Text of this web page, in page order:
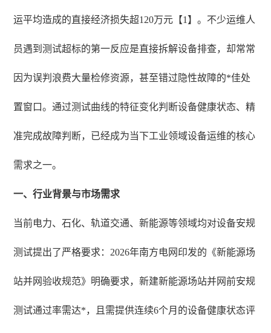
运平均造成的直接经济损失超120万元【1】。不少运维人
员遇到测试超标的第一反应是直接拆解设备排查，却常常
因为误判浪费大量检修资源，甚至错过隐性故障的*佳处
置窗口。通过测试曲线的特征变化判断设备健康状态、精
准完成故障判断，已经成为当下工业领域设备运维的核心
需求之一。
一、行业背景与市场需求
当前电力、石化、轨道交通、新能源等领域均对设备安规
测试提出了严格要求：2026年南方电网印发的《新能源场
站并网验收规范》明确要求，新建新能源场站并网前安规
测试通过率需达*，且需提供连续6个月的设备健康状态评